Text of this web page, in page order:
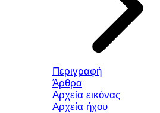
Περιγραφή
Άρθρα
Αρχεία εικόνας
Αρχεία ήχου